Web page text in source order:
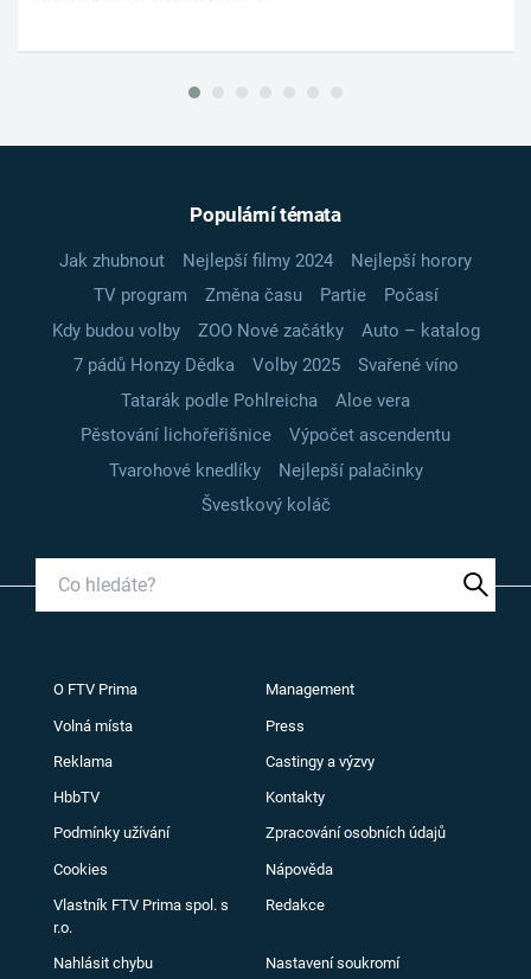
Populární témata
Jak zhubnout Nejlepší filmy 2024
Nejlepší horory
TV program
Změna času Partie
Počasí
Kdy budou volby
ZOO Nové začátky
Auto – katalog
7 pádů Honzy Dědka
Volby 2025
Svařené víno
Tatarák podle Pohlreicha
Aloe vera
Pěstování lichořeřišnice
Výpočet ascendentu
Tvarohové knedlíky
Nejlepší palačinky
Švestkový koláč
O FTV Prima Management
Volná místa Press
Reklama Castingy a výzvy
HbbTV Kontakty
Podmínky užívání Zpracování osobních údajů
Cookies Nápověda
Vlastník FTV Prima spol. s
r.o.
Redakce
Nahlásit chybu Nastavení soukromí